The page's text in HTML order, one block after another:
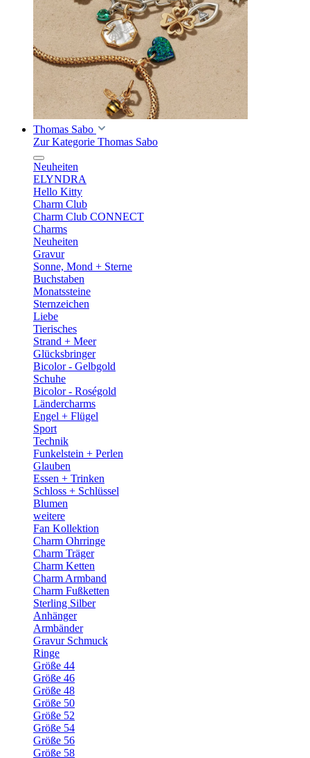
Thomas Sabo
Zur Kategorie Thomas Sabo
Neuheiten
ELYNDRA
Hello Kitty
Charm Club
Charm Club CONNECT
Charms
Neuheiten
Gravur
Sonne, Mond + Sterne
Buchstaben
Monatssteine
Sternzeichen
Liebe
Tierisches
Strand + Meer
Glücksbringer
Bicolor - Gelbgold
Schuhe
Bicolor - Roségold
Ländercharms
Engel + Flügel
Sport
Technik
Funkelstein + Perlen
Glauben
Essen + Trinken
Schloss + Schlüssel
Blumen
weitere
Fan Kollektion
Charm Ohrringe
Charm Träger
Charm Ketten
Charm Armband
Charm Fußketten
Sterling Silber
Anhänger
Armbänder
Gravur Schmuck
Ringe
Größe 44
Größe 46
Größe 48
Größe 50
Größe 52
Größe 54
Größe 56
Größe 58